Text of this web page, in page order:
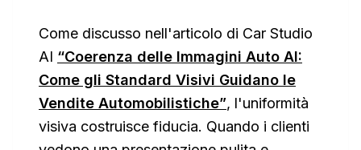
Come discusso nell'articolo di Car Studio
AI “Coerenza delle Immagini Auto AI:
Come gli Standard Visivi Guidano le
Vendite Automobilistiche”, l'uniformità
visiva costruisce fiducia. Quando i clienti